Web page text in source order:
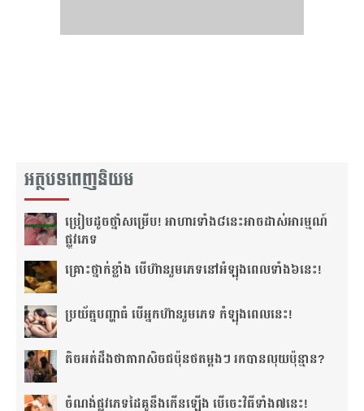
អត្ថបទពេញនិយម
ប្រៀប​ដូច​ថ្នាំ​សម្រើប! អាហារ​ទាំង​៨​នេះ​អាច​ដាស់​អារម្មណ៍​
ផ្លូវភេទ
គ្រោះថ្នាក់​ខ្លាំង បើហ៊ាន​រួមភេទ​នៅ​អំឡុង​ពេល​ទាំង៦​នេះ!
ប្រយ័ត្ន​បញ្ហា​ធំ បើ​អ្នក​ហ៊ាន​រួមភេទ កំឡុង​ពេល​នេះ!
តិច​អត់​ដឹង​​ថាតារា​សិច​ជប៉ុន​ថត​ម្ដងៗ រកបាន​លុយ​ប៉ុន្មាន?
ចំណង់​ផ្លូវ​ភេទ​ដៃគូ​នឹង​កើន​ឡើង បើចេះ​វិធីទាំង​៧នេះ!